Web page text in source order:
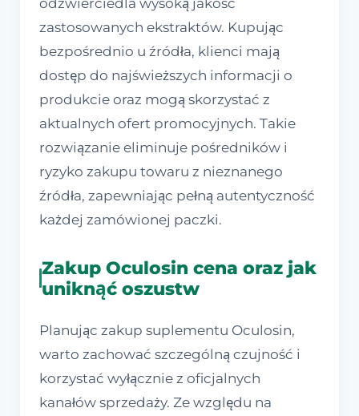
odzwierciedla wysoką jakość
zastosowanych ekstraktów. Kupując
bezpośrednio u źródła, klienci mają
dostęp do najświeższych informacji o
produkcie oraz mogą skorzystać z
aktualnych ofert promocyjnych. Takie
rozwiązanie eliminuje pośredników i
ryzyko zakupu towaru z nieznanego
źródła, zapewniając pełną autentyczność
każdej zamówionej paczki.
Zakup Oculosin cena oraz jak
uniknąć oszustw
Planując zakup suplementu Oculosin,
warto zachować szczególną czujność i
korzystać wyłącznie z oficjalnych
kanałów sprzedaży. Ze względu na